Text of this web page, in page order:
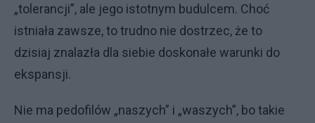
„tolerancji”, ale jego istotnym budulcem. Choć
istniała zawsze, to trudno nie dostrzec, że to
dzisiaj znalazła dla siebie doskonałe warunki do
ekspansji.
Nie ma pedofilów „naszych” i „waszych”, bo takie